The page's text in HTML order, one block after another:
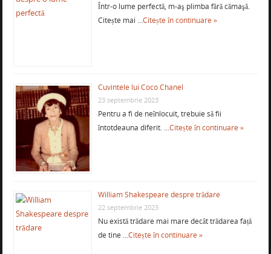
Într-o lume perfectă, m-aş plimba fără cămaşă.
Citește mai …Citește în continuare »
Cuvintele lui Coco Chanel
23 septembrie 2023
Pentru a fi de neînlocuit, trebuie să fii
întotdeauna diferit. …Citește în continuare »
William Shakespeare despre trădare
22 septembrie 2023
Nu există trădare mai mare decât trădarea față
de tine …Citește în continuare »